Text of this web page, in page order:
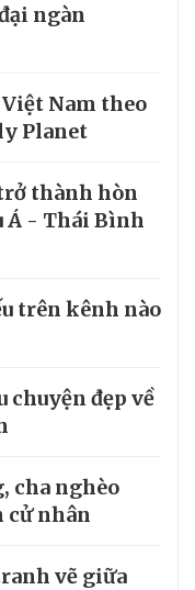
ngàn
Nam theo
Planet
thành hòn
Á - Thái Bình
trên kênh nào
chuyện đẹp về
cha nghèo
cử nhân
vẽ giữa